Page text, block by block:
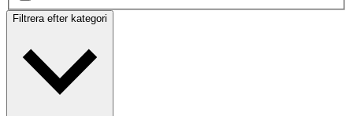
Filtrera efter kategori